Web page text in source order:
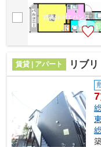
賃貸 | アパート リブ
7